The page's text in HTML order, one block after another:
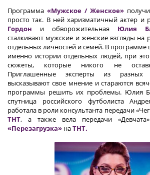
Программа «Мужское / Женское»
просто так. В ней харизматичный актер и
Гордон и обворожительная Юлия
сталкивают мужские и женские взгляды
отдельных личностей и семей. В
именно истории отдельных людей, при
сюжеты, которые никого не
Приглашенные эксперты из разных
высказывают свое мнение и стараются
программы решить их проблемы. Юлия
спутница российского футболиста
работала в роли консультанта передачи
ТНТ, а также вела передачи
«Перезагрузка» наТНТ.